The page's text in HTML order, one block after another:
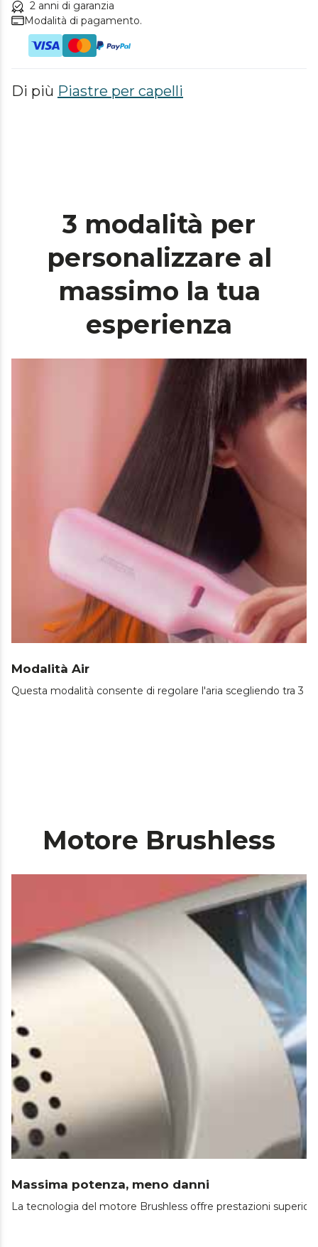
2 anni di garanzia
Modalità di pagamento.
Di più Piastre per capelli
3 modalità per
personalizzare al
massimo la tua
esperienza
Modalità Air
Questa modalità consente di regolare l'aria scegliendo tra 3
Motore Brushless
Massima potenza, meno danni
La tecnologia del motore Brushless offre prestazioni